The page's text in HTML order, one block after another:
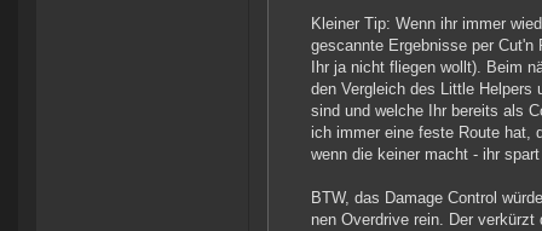
Kleiner Tip: Wenn ihr immer
gescannte Ergebnisse per
Ihr ja nicht fliegen wollt). Beim
den Vergleich des Little Helpers
sind und welche Ihr bereits als
ich immer eine feste Route hat,
wenn die keiner macht - ihr
BTW, das Damage Control
nen Overdrive rein. Der